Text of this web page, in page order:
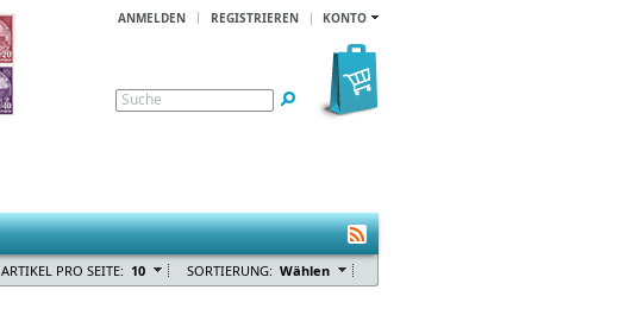
KONTO
ANMELDEN REGISTRIEREN
Suche
SORTIERUNG: Wählen
ARTIKEL PRO SEITE: 10